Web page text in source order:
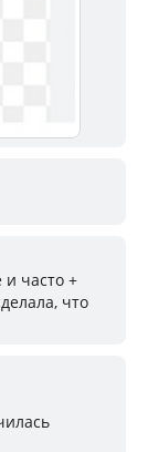
и часто +
что